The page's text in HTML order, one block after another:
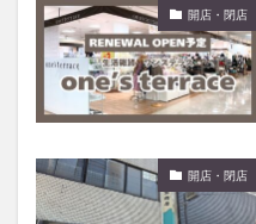
開店・閉店
開店・閉店